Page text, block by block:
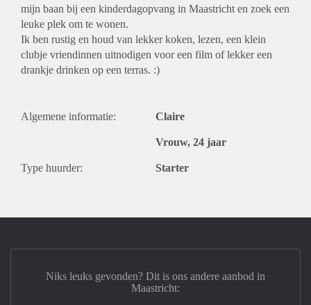
mijn baan bij een kinderdagopvang in Maastricht en zoek een
leuke plek om te wonen.
Ik ben rustig en houd van lekker koken, lezen, een klein
clubje vriendinnen uitnodigen voor een film of lekker een
drankje drinken op een terras. :)
Algemene informatie: Claire
Vrouw, 24 jaar
Type huurder: Starter
Niks leuks gevonden? Dit is ons andere aanbod in
Maastricht: